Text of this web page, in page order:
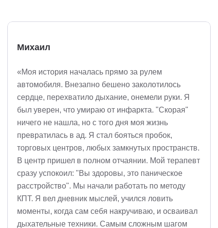
Михаил
«Моя история началась прямо за рулем
автомобиля. Внезапно бешено заколотилось
сердце, перехватило дыхание, онемели руки. Я
был уверен, что умираю от инфаркта. "Скорая"
ничего не нашла, но с того дня моя жизнь
превратилась в ад. Я стал бояться пробок,
торговых центров, любых замкнутых пространств.
В центр пришел в полном отчаянии. Мой терапевт
сразу успокоил: "Вы здоровы, это паническое
расстройство". Мы начали работать по методу
КПТ. Я вел дневник мыслей, учился ловить
моменты, когда сам себя накручиваю, и осваивал
дыхательные техники. Самым сложным шагом